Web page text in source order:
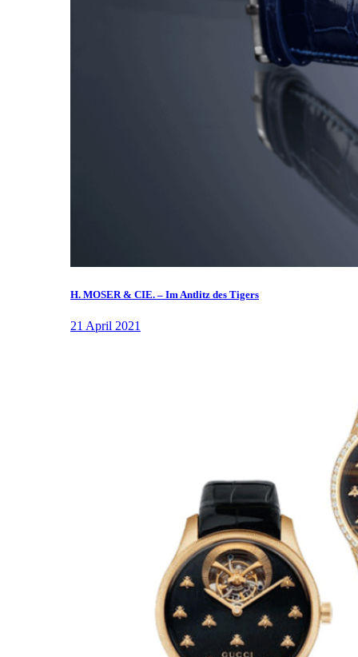
H. MOSER & CIE. – Im Antlitz des Tigers
21 April 2021